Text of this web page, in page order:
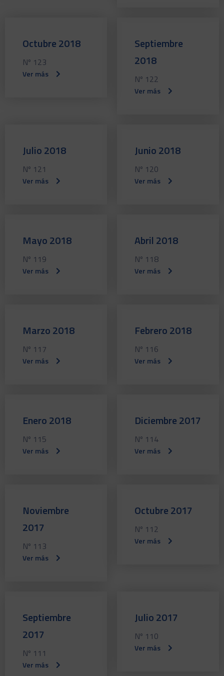
Octubre 2018
Nº 123
Ver más
Septiembre
2018
Nº 122
Ver más
Julio 2018
Nº 121
Ver más
Junio 2018
Nº 120
Ver más
Mayo 2018
Nº 119
Ver más
Abril 2018
Nº 118
Ver más
Marzo 2018
Nº 117
Ver más
Febrero 2018
Nº 116
Ver más
Enero 2018
Nº 115
Ver más
Diciembre 2017
Nº 114
Ver más
Noviembre
2017
Nº 113
Ver más
Octubre 2017
Nº 112
Ver más
Septiembre
2017
Nº 111
Ver más
Julio 2017
Nº 110
Ver más